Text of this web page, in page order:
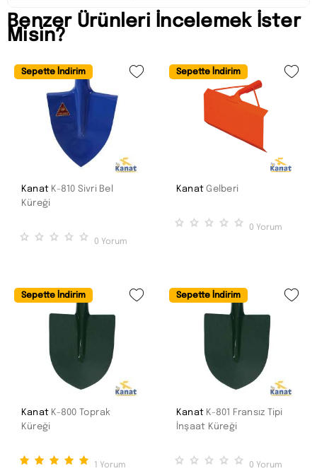
Benzer Ürünleri İncelemek İster
Misin?
Sepette İndirim
Kanat K-810 Sivri Bel
Küreği
0 Yorum
Sepette İndirim
Kanat Gelberi
0 Yorum
Sepette İndirim
Kanat K-800 Toprak
Küreği
1 Yorum
Sepette İndirim
Kanat K-801 Fransız Tipi
İnşaat Küreği
0 Yorum